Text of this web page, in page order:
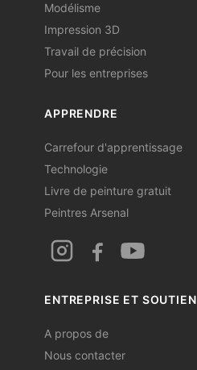
Modélisme
Impression 3D
Travail de précision
Pour les entreprises
APPRENDRE
Carrefour d'apprentissage
Technologie
Livre de peinture gratuit
Peintres Arsenal
ENTREPRISE ET SOUTIEN
A propos de
Nous contacter